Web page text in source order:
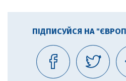
ПІДПИСУЙСЯ НА